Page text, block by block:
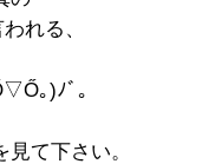
れる、
｡)ﾉﾞ。
て下さい。